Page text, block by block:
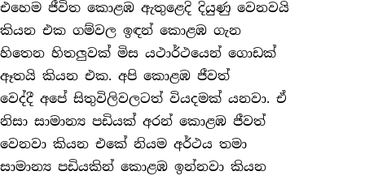
එහෙම ජීවිත කොළඹ ඇතුළෙදි දියුණු වෙනවයි
කියන එක ගම්වල ඉඳන් කොළඹ ගැන
හිතෙන හිතලුවක් මිස යථාර්ථයෙන් ගොඩක්
ඈතයි කියන එක. අපි කොළඹ ජීවත්
වෙද්දී අපේ සිතුවිලිවලටත් වියදමක් යනවා. ඒ
නිසා සාමාන්‍ය පඩියක් අරන් කොළඹ ජීවත්
වෙනවා කියන එකේ නියම අර්ථය තමා
සාමාන්‍ය පඩියකින් කොළඹ ඉන්නවා කියන